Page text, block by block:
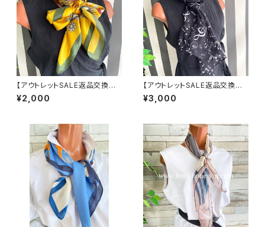
【アウトレットSALE返品交換不
可8/20まで】【フランスインポー
ト】 90cm大判スクエア 室内ス
¥2,000
【アウトレットSALE返品交換不
可8/20まで】インポートスカー
フ 透けシフォンロングスカーフ
¥3,000